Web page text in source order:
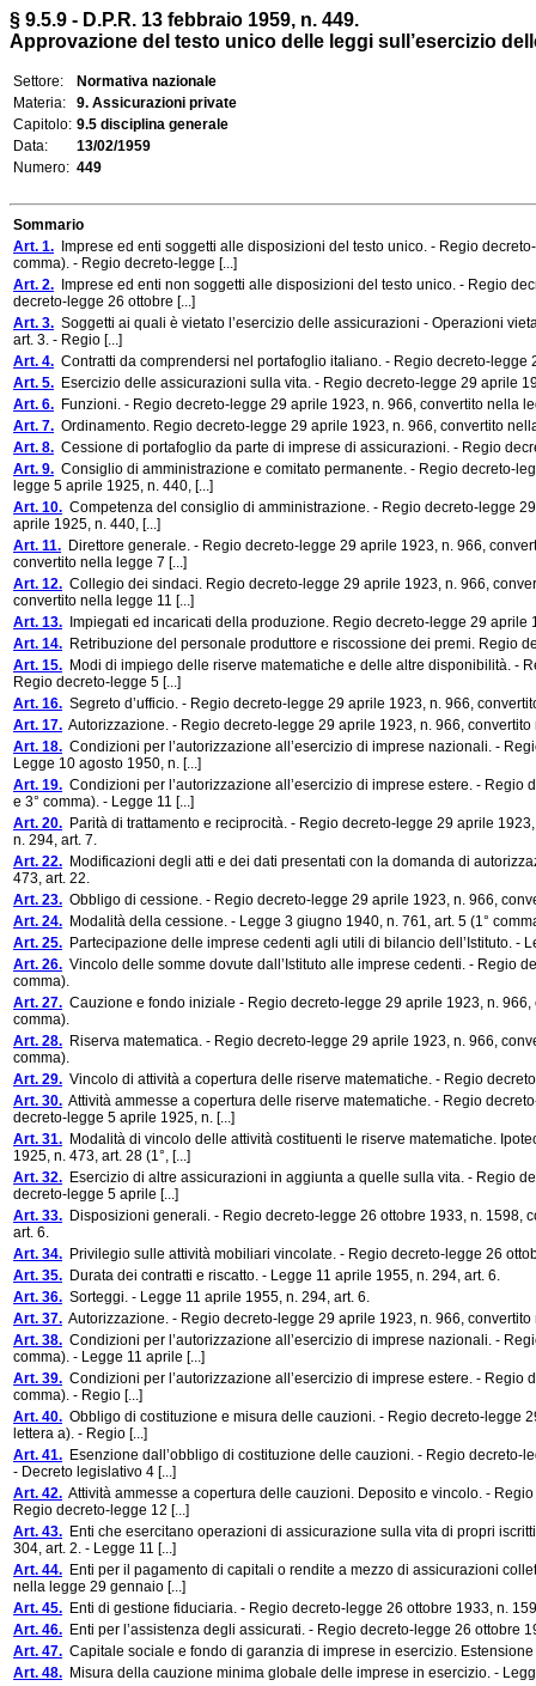
§ 9.5.9 - D.P.R. 13 febbraio 1959, n. 449.
Approvazione del testo unico delle leggi sull’esercizio
Settore:
Normativa nazionale
Materia:
9. Assicurazioni private
Capitolo: 9.5 disciplina generale
Data:
13/02/1959
Numero: 449
Sommario
Art. 1. Imprese ed enti soggetti alle disposizioni del testo unico. - Regio
comma). - Regio decreto-legge [...]
Art. 2. Imprese ed enti non soggetti alle disposizioni del testo unico. - Regio
decreto-legge 26 ottobre [...]
Art. 3. Soggetti ai quali è vietato l’esercizio delle assicurazioni - Operazioni
art. 3. - Regio [...]
Art. 4. Contratti da comprendersi nel portafoglio italiano. - Regio decreto-
Art. 5. Esercizio delle assicurazioni sulla vita. - Regio decreto-legge 29 aprile
Art. 6. Funzioni. - Regio decreto-legge 29 aprile 1923, n. 966, convertito nella
Art. 7. Ordinamento. Regio decreto-legge 29 aprile 1923, n. 966, convertito
Art. 8. Cessione di portafoglio da parte di imprese di assicurazioni. - Regio
Art. 9. Consiglio di amministrazione e comitato permanente. - Regio decreto-
legge 5 aprile 1925, n. 440, [...]
Art. 10. Competenza del consiglio di amministrazione. - Regio decreto-legge
aprile 1925, n. 440, [...]
Art. 11. Direttore generale. - Regio decreto-legge 29 aprile 1923, n. 966,
convertito nella legge 7 [...]
Art. 12. Collegio dei sindaci. Regio decreto-legge 29 aprile 1923, n. 966,
convertito nella legge 11 [...]
Art. 13. Impiegati ed incaricati della produzione. Regio decreto-legge 29
Art. 14. Retribuzione del personale produttore e riscossione dei premi. Regio
Art. 15. Modi di impiego delle riserve matematiche e delle altre disponibilità. -
Regio decreto-legge 5 [...]
Art. 16. Segreto d’ufficio. - Regio decreto-legge 29 aprile 1923, n. 966,
Art. 17. Autorizzazione. - Regio decreto-legge 29 aprile 1923, n. 966,
Art. 18. Condizioni per l’autorizzazione all’esercizio di imprese nazionali. -
Legge 10 agosto 1950, n. [...]
Art. 19. Condizioni per l’autorizzazione all’esercizio di imprese estere. -
e 3° comma). - Legge 11 [...]
Art. 20. Parità di trattamento e reciprocità. - Regio decreto-legge 29 aprile
n. 294, art. 7.
Art. 22. Modificazioni degli atti e dei dati presentati con la domanda di
473, art. 22.
Art. 23. Obbligo di cessione. - Regio decreto-legge 29 aprile 1923, n. 966,
Art. 24. Modalità della cessione. - Legge 3 giugno 1940, n. 761, art. 5 (1°
Art. 25. Partecipazione delle imprese cedenti agli utili di bilancio dell’Istituto. -
Art. 26. Vincolo delle somme dovute dall’Istituto alle imprese cedenti. - Regio
comma).
Art. 27. Cauzione e fondo iniziale - Regio decreto-legge 29 aprile 1923, n.
comma).
Art. 28. Riserva matematica. - Regio decreto-legge 29 aprile 1923, n. 966,
comma).
Art. 29. Vincolo di attività a copertura delle riserve matematiche. - Regio
Art. 30. Attività ammesse a copertura delle riserve matematiche. - Regio
decreto-legge 5 aprile 1925, n. [...]
Art. 31. Modalità di vincolo delle attività costituenti le riserve matematiche.
1925, n. 473, art. 28 (1°, [...]
Art. 32. Esercizio di altre assicurazioni in aggiunta a quelle sulla vita. - Regio
decreto-legge 5 aprile [...]
Art. 33. Disposizioni generali. - Regio decreto-legge 26 ottobre 1933, n. 1598,
art. 6.
Art. 34. Privilegio sulle attività mobiliari vincolate. - Regio decreto-legge 26
Art. 35. Durata dei contratti e riscatto. - Legge 11 aprile 1955, n. 294, art. 6.
Art. 36. Sorteggi. - Legge 11 aprile 1955, n. 294, art. 6.
Art. 37. Autorizzazione. - Regio decreto-legge 29 aprile 1923, n. 966,
Art. 38. Condizioni per l’autorizzazione all’esercizio di imprese nazionali. -
comma). - Legge 11 aprile [...]
Art. 39. Condizioni per l’autorizzazione all’esercizio di imprese estere. -
comma). - Regio [...]
Art. 40. Obbligo di costituzione e misura delle cauzioni. - Regio decreto-legge
lettera a). - Regio [...]
Art. 41. Esenzione dall’obbligo di costituzione delle cauzioni. - Regio decreto-
- Decreto legislativo 4 [...]
Art. 42. Attività ammesse a copertura delle cauzioni. Deposito e vincolo. -
Regio decreto-legge 12 [...]
Art. 43. Enti che esercitano operazioni di assicurazione sulla vita di propri
304, art. 2. - Legge 11 [...]
Art. 44. Enti per il pagamento di capitali o rendite a mezzo di assicurazioni
nella legge 29 gennaio [...]
Art. 45. Enti di gestione fiduciaria. - Regio decreto-legge 26 ottobre 1933, n.
Art. 46. Enti per l’assistenza degli assicurati. - Regio decreto-legge 26 ottobre
Art. 47. Capitale sociale e fondo di garanzia di imprese in esercizio.
Art. 48. Misura della cauzione minima globale delle imprese in esercizio. -